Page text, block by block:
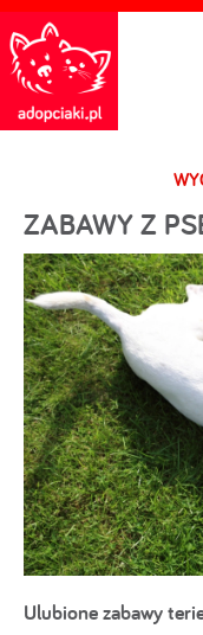
ZABAWY Z
Ulubione zabawy